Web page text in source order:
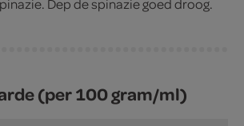
Dep de spinazie goed droog.
(per 100 gram/ml)